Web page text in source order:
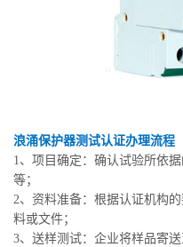
浪涌保护器测试认证办理流程
1、项目确定：确认试验所依
等；
2、资料准备：根据认证机构
料或文件；
3、送样测试：企业将样品寄